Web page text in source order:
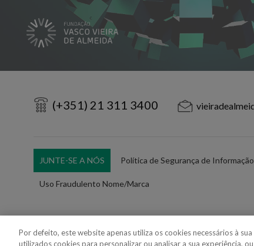
(+351) 21 311 3400
JUNTE-SE A NÓS Política de Segurança de Informação
Uso Fraudulento Nome/Marca
Por defeito, este website apenas utiliza os cookies necessários à
utilizados cookies para personalizar ou analisar a sua experiência,